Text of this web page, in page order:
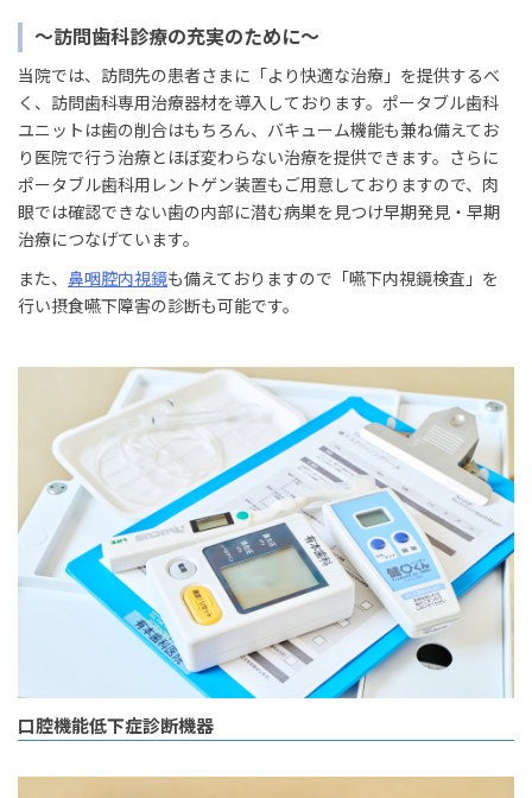
～訪問歯科診療の充実のために～
当院では、訪問先の患者さまに「より快適な治療」を提供するべ
く、訪問歯科専用治療器材を導入しております。ポータブル歯科
ユニットは歯の削合はもちろん、バキューム機能も兼ね備えてお
り医院で行う治療とほぼ変わらない治療を提供できます。さらに
ポータブル歯科用レントゲン装置もご用意しておりますので、肉
眼では確認できない歯の内部に潜む病巣を見つけ早期発見・早期
治療につなげています。
また、 鼻咽腔内視鏡も備えておりますので「嚥下内視鏡検査」を
行い摂食嚥下障害の診断も可能です。
口腔機能低下症診断機器